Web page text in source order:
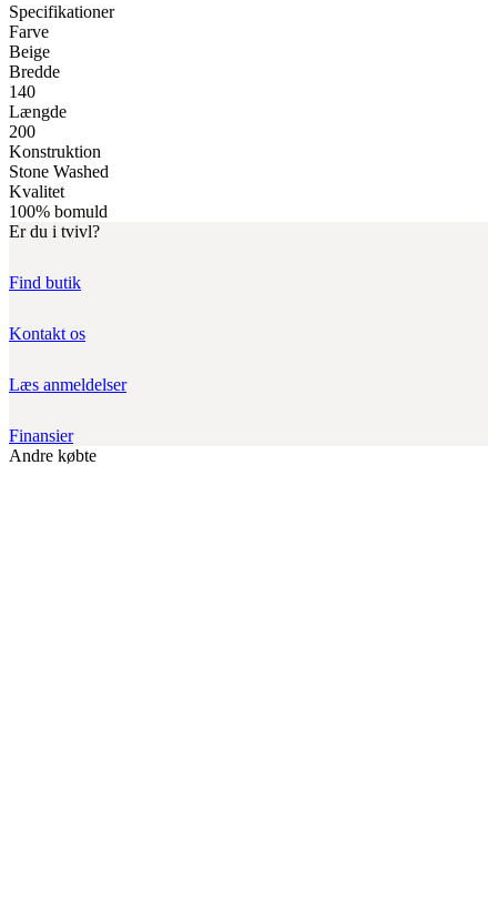
Specifikationer
Farve
Beige
Bredde
140
Længde
200
Konstruktion
Stone Washed
Kvalitet
100% bomuld
Er du i tvivl?
Find butik
Kontakt os
Læs anmeldelser
Finansier
Andre købte